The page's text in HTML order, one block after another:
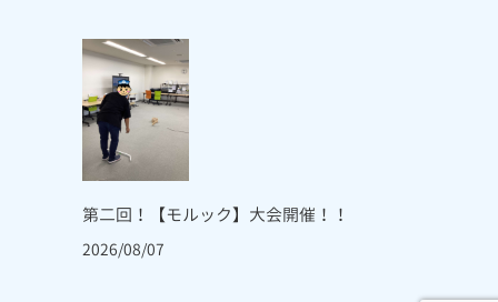
第二回！【モルック】大会開催！！
2026/08/07